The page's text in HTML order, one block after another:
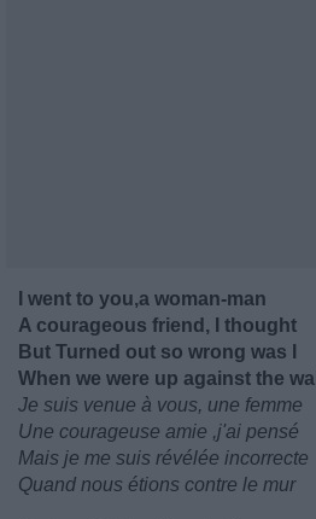
I went to you,a woman-man
A courageous friend, I thought
But Turned out so wrong was I
When we were up against the wall
Je suis venue à vous, une femme
Une courageuse amie ,j'ai pensé
Mais je me suis révélée incorrecte
Quand nous étions contre le mur